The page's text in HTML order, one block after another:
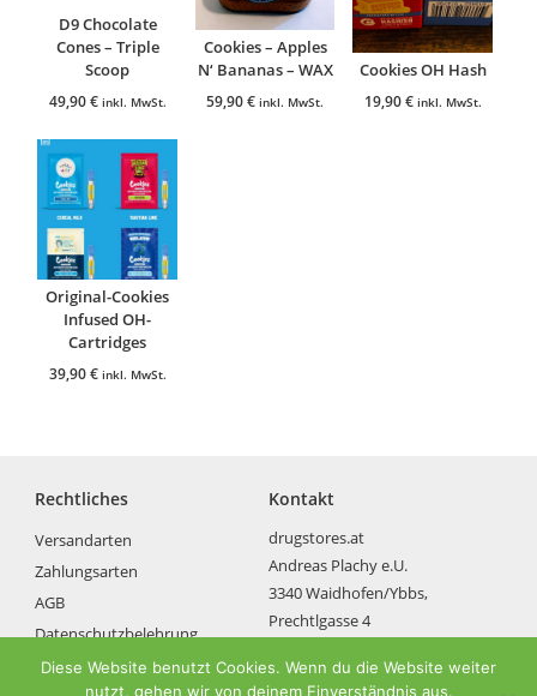
D9 Chocolate
Cones – Triple
Scoop
49,90€ inkl. MwSt.
Cookies – Apples
N‘ Bananas – WAX
59,90€ inkl. MwSt.
Cookies OH Hash
19,90€ inkl. MwSt.
Original-Cookies
Infused OH-
Cartridges
39,90€ inkl. MwSt.
Rechtliches
Versandarten
Zahlungsarten
AGB
Datenschutzbelehrung
Impressum
Kontakt
drugstores.at
Andreas Plachy e.U.
3340 Waidhofen/Ybbs,
Prechtlgasse 4
Diese Website benutzt Cookies. Wenn du die Website weiter
nutzt, gehen wir von deinem Einverständnis aus.